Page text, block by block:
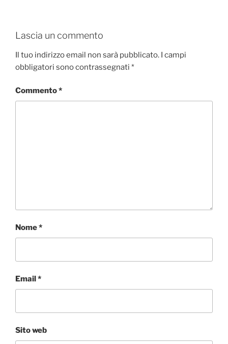
Lascia un commento
Il tuo indirizzo email non sarà pubblicato. I campi
obbligatori sono contrassegnati *
Commento*
Nome*
Email*
Sito web